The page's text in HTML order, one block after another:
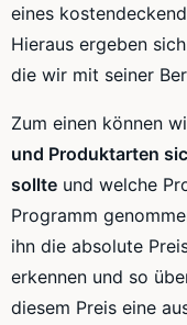
eines
Hieraus ergeben
die wir mit seiner
Zum einen können
und Produktarten
sollte und welche
Programm
ihn die absolute
erkennen und so
diesem Preis eine